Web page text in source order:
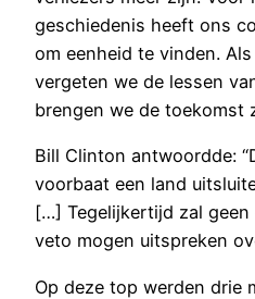
geschiedenis heeft ons
om eenheid te vinden.
vergeten we de lessen
brengen we de toekomst
Bill Clinton antwoordde:
voorbaat een land
[…] Tegelijkertijd zal geen
veto mogen uitspreken
Op deze top werden drie